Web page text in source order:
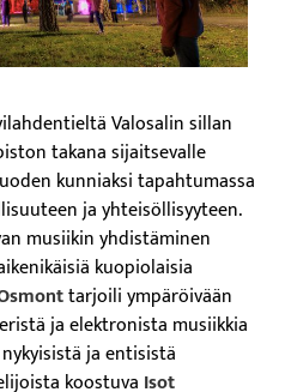
Valosalin sillan
takana sijaitsevalle
kunniaksi tapahtumassa
ja yhteisöllisyyteen.
musiikin yhdistäminen
kuopiolaisia
tarjoili ympäröivään
ja elektronista musiikkia
ja entisistä
koostuva Isot